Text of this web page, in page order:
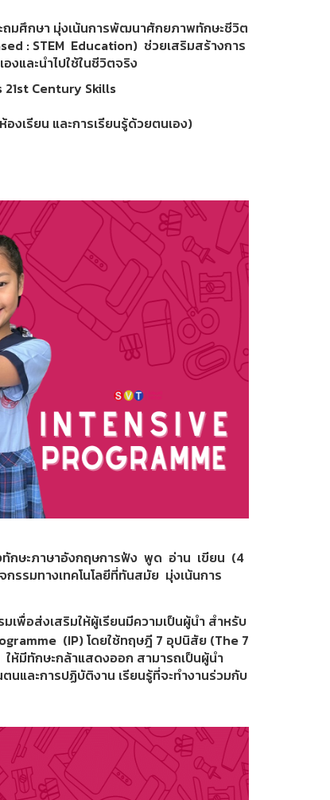
ถมศึกษา มุ่งเน้นการพัฒนาศักยภาพทักษะชีวิต
: STEM Education) ช่วยเสริมสร้างการ
งและนำไปใช้ในชีวิตจริง
21st Century Skills
งเรียน และการเรียนรู้ด้วยตนเอง)
ทักษะภาษาอังกฤษการฟัง พูด อ่าน เขียน (4
รมทางเทคโนโลยีที่ทันสมัย มุ่งเน้นการ
เพื่อส่งเสริมให้ผู้เรียนมีความเป็นผู้นำ สำหรับ
(IP) โดยใช้ทฤษฎี 7 อุปนิสัย (The 7
ห้มีทักษะกล้าแสดงออก สามารถเป็นผู้นำ
และการปฏิบัติงาน เรียนรู้ที่จะทำงานร่วมกับ